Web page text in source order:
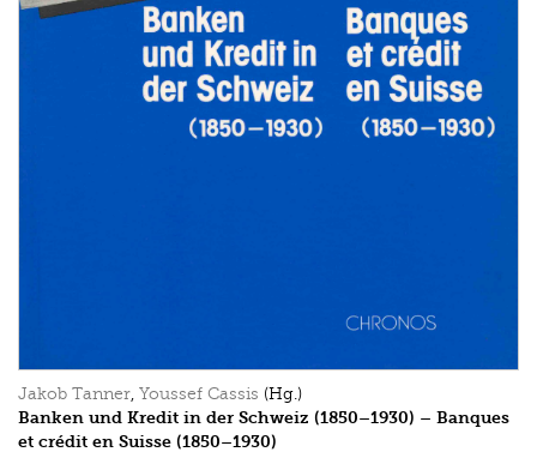
Jakob Tanner Youssef Cassis (Hg.)
Banken und Kredit in der Schweiz (1850–1930) – Banques
et crédit en Suisse (1850–1930)